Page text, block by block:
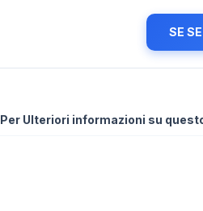
SE
Per Ulteriori informazioni su